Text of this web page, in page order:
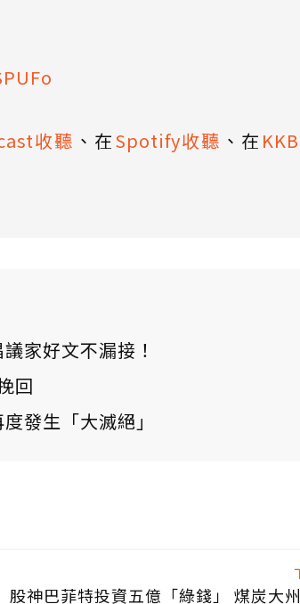
收聽 、在Spotify收聽 、在
家好文不漏接！
回
發生「大滅絕」
股神巴菲特投資五億「綠錢」 煤炭大